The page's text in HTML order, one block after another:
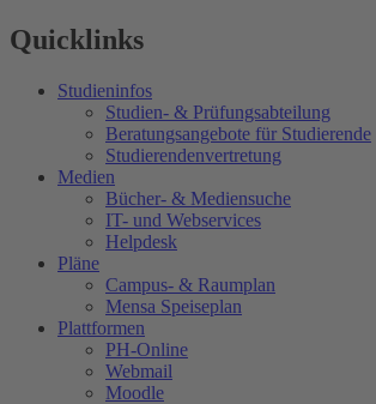
Quicklinks
Studieninfos
Studien- & Prüfungsabteilung
Beratungsangebote für Studierende
Studierendenvertretung
Medien
Bücher- & Mediensuche
IT- und Webservices
Helpdesk
Pläne
Campus- & Raumplan
Mensa Speiseplan
Plattformen
PH-Online
Webmail
Moodle